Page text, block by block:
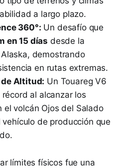
a largo plazo.
360°: Un desafío que
en 15 días desde la
demostrando
en rutas extremas.
de Altitud: Un Touareg V6
al alcanzar los
el volcán Ojos del Salado
vehículo de producción que
límites físicos fue una